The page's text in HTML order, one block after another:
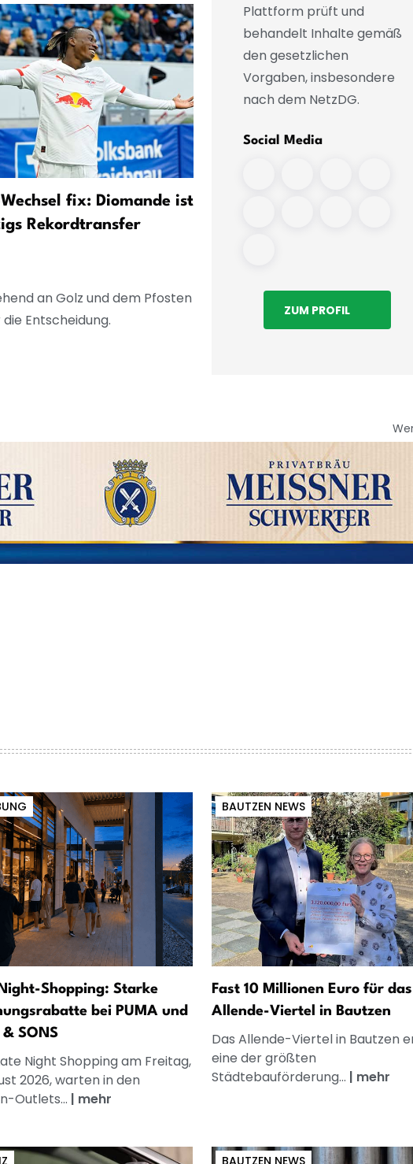
fix: Diomande ist
Rekordtransfer
an Golz und dem Pfosten
Entscheidung.
Plattform prüft und
behandelt Inhalte gemäß
den gesetzlichen
Vorgaben, insbesondere
nach dem NetzDG.
Social Media
ZUM PROFIL
Shopping: Starke
bei PUMA und
& SONS
Night Shopping am Freitag,
2026, warten in den
Outlets... | mehr
BAUTZEN NEWS
Fast 10 Millionen Euro für das
Allende-Viertel in Bautzen
Das Allende-Viertel in Bautzen
eine der größten
Städtebauförderung... | mehr
BAUTZEN NEWS